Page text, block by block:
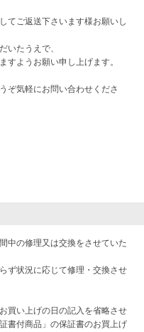
てご返送下さいます様お願いし
いたうえで、
すようお願い申し上げます。
ぞ気軽にお問い合わせくださ
中の修理又は交換をさせていた
ず状況に応じて修理・交換させ
買い上げの日の記入を省略させ
書付商品」の保証書のお買上げ